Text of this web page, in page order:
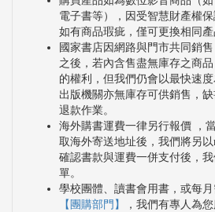
電子書等），因受智慧財產權保
如有商品瑕疵，僅可更換相同產
國家書店因網路與門市共同銷
之後，若內含售盡無庫存之商
的權利，但我們仍會以最快速
出版機關亦無庫存可供銷售，
退款作業。
海外購書運費一律另行報價 ，
取海外寄送地址後，我們將另以
確認書款與運費一併支付後，
單。
學校團體、讀書會用書，或每
【團購部門】
，我們有專人為您